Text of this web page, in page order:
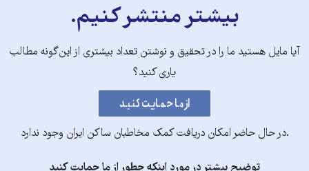
بیشتر منتشر کنیم.
آیا مایل هستید ما را در تحقیق و نوشتن تعداد بیشتری از این‌گونه مطالب
یاری کنید؟
.در حال حاضر امکان دریافت کمک مخاطبان ساکن ایران وجود ندارد